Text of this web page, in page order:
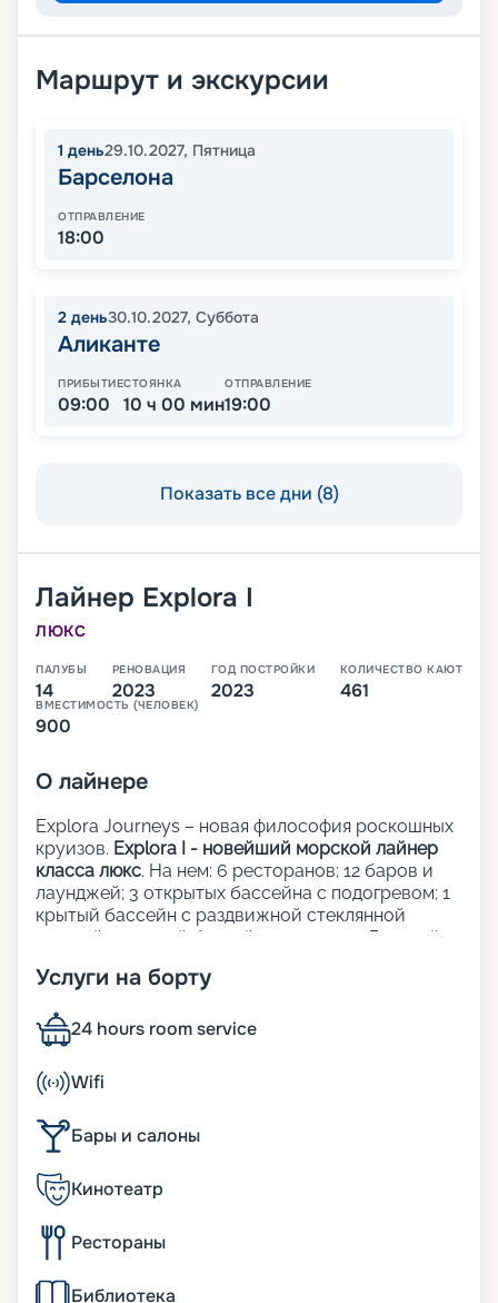
Маршрут и экскурсии
1 день29.10.2027, Пятница
Барселона
ОТПРАВЛЕНИЕ
18:00
2 день30.10.2027, Суббота
Аликанте
ПРИБЫТИЕ
09:00
СТОЯНКА
10 ч 00 мин
ОТПРАВЛЕНИЕ
19:00
Показать все дни (8)
Лайнер Explora I
ЛЮКС
ПАЛУБЫ
14
РЕНОВАЦИЯ
2023
ГОД ПОСТРОЙКИ
2023
КОЛИЧЕСТВО КАЮТ
461
ВМЕСТИМОСТЬ (ЧЕЛОВЕК)
900
О лайнере
Explora Journeys – новая философия роскошных
круизов. Explora I - новейший морской лайнер
класса люкс. На нем: 6 ресторанов; 12 баров и
лаунджей; 3 открытых бассейна с подогревом; 1
крытый бассейн с раздвижной стеклянной
крышей; 1 крытый бассейн; 5 джакузи; Детский
Школа кулинарного мастерства;
Прачечная; Медицинский центр.
Рестораны, бары и лаунджи:
Кулинарные шедевры на борту Explora Journeys
объединяют лучшие традиции мировой
гастрономии, придавая каждому завтраку, обеду
и ужину уникальность и изящество. Независимо
от того, где вы решите пообедать — в одном из
элегантных ресторанов, у бассейна или на
собственной террасе — атмосфера спокойствия
и умиротворения в сочетании с истинным
Услуги на борту
24 hours room service
Wifi
Бары и салоны
Кинотеатр
Рестораны
Библиотека